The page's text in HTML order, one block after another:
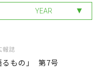
YEAR
報誌
るもの｣ 第7号